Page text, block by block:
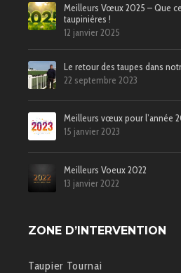
Meilleurs Vœux 2025 – Que
taupinières !
12 janvier 2025
Le retour des taupes dans
22 septembre 2023
Meilleurs vœux pour l’année
15 janvier 2023
Meilleurs Voeux 2022
13 janvier 2022
ZONE D’INTERVENTION
Taupier Tournai